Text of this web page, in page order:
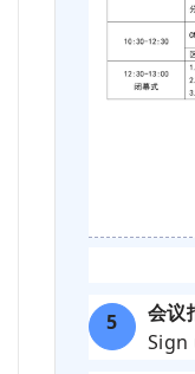
5
会议
Sign